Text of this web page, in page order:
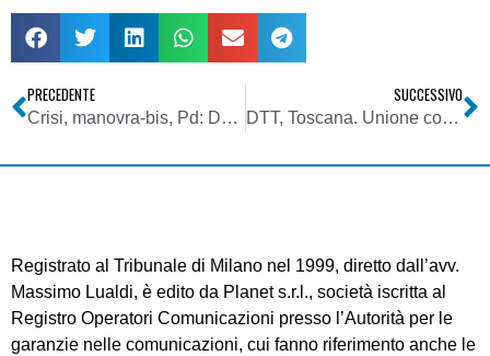
PRECEDENTE
Crisi, manovra-bis, Pd: Da asta nuove frequenze digitali tv, 3-4 mld euro. E’ criminale non incassare, prevedibile mobilitazione popolo web
SUCCESSIVO
DTT, Toscana. Unione comuni e comunità montane: switch-off anticipato pregiudicherà ricezione tv in vaste aree del territorio regionale
Registrato al Tribunale di Milano nel 1999, diretto dall’avv.
Massimo Lualdi, è edito da Planet s.r.l., società iscritta al
Registro Operatori Comunicazioni presso l’Autorità per le
garanzie nelle comunicazioni, cui fanno riferimento anche le